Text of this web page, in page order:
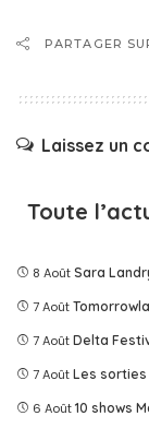
PARTAGER
Laissez un
Toute
8 Août Sara
7 Août
7 Août Delta
7 Août Les sorties
6 Août 10 shows